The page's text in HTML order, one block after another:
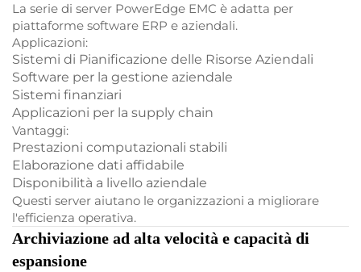
La serie di server PowerEdge EMC è adatta per
piattaforme software ERP e aziendali.
Applicazioni:
Sistemi di Pianificazione delle Risorse Aziendali
Software per la gestione aziendale
Sistemi finanziari
Applicazioni per la supply chain
Vantaggi:
Prestazioni computazionali stabili
Elaborazione dati affidabile
Disponibilità a livello aziendale
Questi server aiutano le organizzazioni a migliorare
l'efficienza operativa.
Archiviazione ad alta velocità e capacità di
espansione